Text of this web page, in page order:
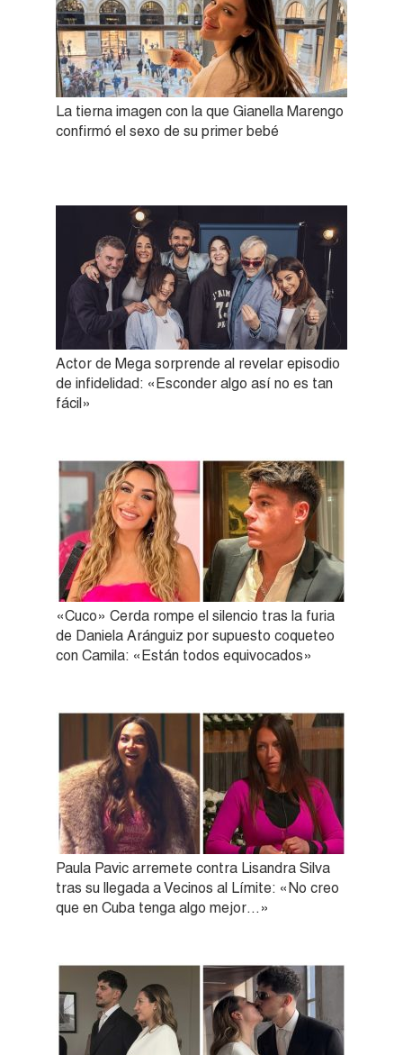
La tierna imagen con la que Gianella Marengo
confirmó el sexo de su primer bebé
Actor de Mega sorprende al revelar episodio
de infidelidad: «Esconder algo así no es tan
fácil»
«Cuco» Cerda rompe el silencio tras la furia
de Daniela Aránguiz por supuesto coqueteo
con Camila: «Están todos equivocados»
Paula Pavic arremete contra Lisandra Silva
tras su llegada a Vecinos al Límite: «No creo
que en Cuba tenga algo mejor…»